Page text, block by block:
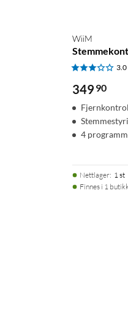
WiiM
3.0
349 90
4
Nettlager: 1 st
Finnes i 1 butikk.